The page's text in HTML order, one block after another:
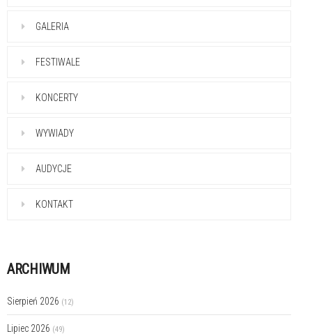
GALERIA
FESTIWALE
KONCERTY
WYWIADY
AUDYCJE
KONTAKT
ARCHIWUM
Sierpień 2026 (12)
Lipiec 2026 (49)